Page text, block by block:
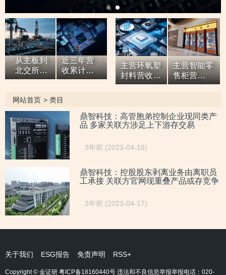
升，创业板定位之监管“不动摇”
从主板到
北交所，7
亿元营收
服务商两
次撤单，
募投项目
必要性与
核心技术
竞争力
遭“拷问”
近三年营
收累计超9
亿元，拓
场背后外
销收入合
计六百余
万元，辅
导期间参
与高校牵
头的重点
研发项
目，大客
户股东或
与该高校
人员“同名”
主营环氧塑
封料营收逐
年增高，应
同行，辅导
期内或向关
击”置出资
主营智能零
售柜营
收“两连
低，自称AI
驱动零售企
网站首页 > 类目
鼎智科技：高管胞弟控制企业现同类产
品 多家关联方涉足上下游存交易
3年前 (2023-04-18)
鼎智科技：控股股东剥离业务由离职员
工承接 关联方官网现重叠产品或存竞争
3年前 (2023-04-17)
关于我们 ESG报告 免责声明 RSS+
Copyright © 金证研 粤ICP备18160440号 违法和不良信息举报举报电话：020-